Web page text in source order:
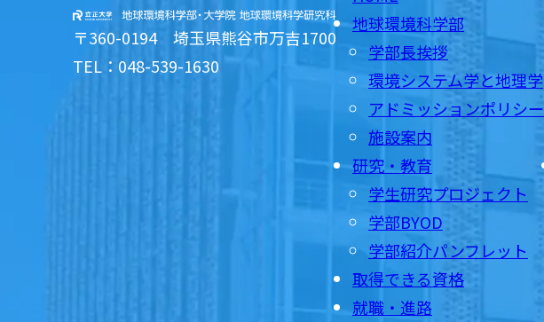
〒360-0194 埼玉県熊谷市万吉1700
TEL：048-539-1630
地球環境科学部
学部長挨拶
環境システム学と地理学
アドミッションポリシー
施設案内
研究・教育
学生研究プロジェクト
学部BYOD
学部紹介パンフレット
取得できる資格
就職・進路